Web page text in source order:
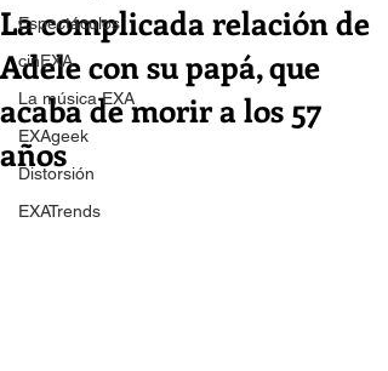
Espectáculos
cinEXA
La música EXA
EXAgeek
Distorsión
EXATrends
La complicada relación de
Adele con su papá, que
acaba de morir a los 57
años